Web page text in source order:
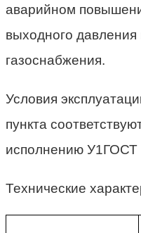
аварийном
выходного давления
газоснабжения.
Условия
пункта
исполнению У1ГОСТ
Технические